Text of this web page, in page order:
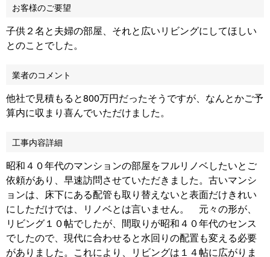
お客様のご要望
子供２名と夫婦の部屋、それと広いリビングにしてほしい
とのことでした。
業者のコメント
他社で見積もると800万円だったそうですが、なんとかご予
算内に収まり喜んでいただけました。
工事内容詳細
昭和４０年代のマンションの部屋をフルリノベしたいとご
依頼があり、早速訪問させていただきました。古いマンシ
ョンは、床下にある配管も取り替えないと表面だけきれい
にしただけでは、リノベとは言いません。 元々の形が、
リビング１０帖でしたが、間取りが昭和４０年代のセンス
でしたので、現代に合わせると水回りの配置も変える必要
がありました。これにより、リビングは１４帖に広がりま